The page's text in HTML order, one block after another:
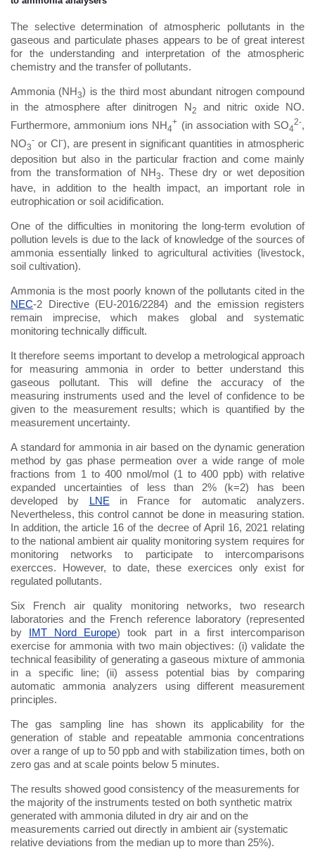
The selective determination of atmospheric pollutants in the
gaseous and particulate phases appears to be of great interest
for the understanding and interpretation of the atmospheric
chemistry and the transfer of pollutants.
Ammonia (NH3) is the third most abundant nitrogen compound
in the atmosphere after dinitrogen N2
and nitric oxide NO.
Furthermore, ammonium ions NH4
+ (in association with SO4
2-,
NO3
- or Cl -), are present in significant quantities in atmospheric
deposition but also in the particular fraction and come mainly
from the transformation of NH3. These dry or wet deposition
have, in addition to the health impact, an important role in
eutrophication or soil acidification.
One of the difficulties in monitoring the long-term evolution of
pollution levels is due to the lack of knowledge of the sources of
ammonia essentially linked to agricultural activities (livestock,
soil cultivation).
Ammonia is the most poorly known of the pollutants cited in the
NEC-2 Directive (EU-2016/2284) and the emission registers
remain imprecise, which makes global and systematic
monitoring technically difficult.
It therefore seems important to develop a metrological approach
for measuring ammonia in order to better understand this
gaseous pollutant. This will define the accuracy of the
measuring instruments used and the level of confidence to be
given to the measurement results; which is quantified by the
measurement uncertainty.
A standard for ammonia in air based on the dynamic generation
method by gas phase permeation over a wide range of mole
fractions from 1 to 400 nmol/mol (1 to 400 ppb) with relative
expanded uncertainties of less than 2% (k=2) has been
developed by
LNE in France for automatic analyzers.
Nevertheless, this control cannot be done in measuring station.
In addition, the article 16 of the decree of April 16, 2021 relating
to the national ambient air quality monitoring system requires for
monitoring networks to participate to intercomparisons
exercces. However, to date, these exercices only exist for
regulated pollutants.
Six French air quality monitoring networks, two research
laboratories and the French reference laboratory (represented
by
IMT Nord Europe) took part in a first intercomparison
exercise for ammonia with two main objectives: (i) validate the
technical feasibility of generating a gaseous mixture of ammonia
in a specific line; (ii) assess potential bias by comparing
automatic ammonia analyzers using different measurement
principles.
The gas sampling line has shown its applicability for the
generation of stable and repeatable ammonia concentrations
over a range of up to 50 ppb and with stabilization times, both on
zero gas and at scale points below 5 minutes.
The results showed good consistency of the measurements for
the majority of the instruments tested on both synthetic matrix
generated with ammonia diluted in dry air and on the
measurements carried out directly in ambient air (systematic
relative deviations from the median up to more than 25%).